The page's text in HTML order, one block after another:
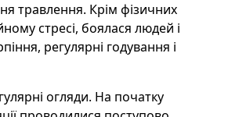
травлення. Крім фізичних
стресі, боялася людей і
регулярні годування і
огляди. На початку